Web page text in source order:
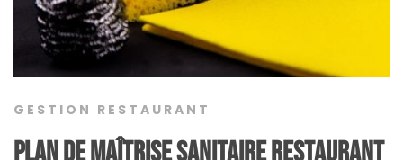
GESTION RESTAURANT